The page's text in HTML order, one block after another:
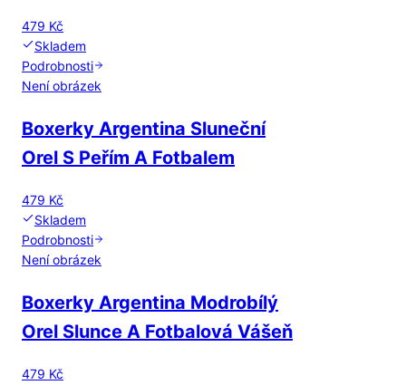
479 Kč
Skladem
Podrobnosti
Není obrázek
Boxerky Argentina Sluneční
Orel S Peřím A Fotbalem
479 Kč
Skladem
Podrobnosti
Není obrázek
Boxerky Argentina Modrobílý
Orel Slunce A Fotbalová Vášeň
479 Kč